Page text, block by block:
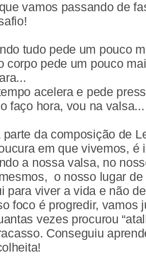
vamos passando de
tudo pede um pouco
corpo pede um pouco
acelera e pede
faço hora, vou na
da composição de
em que vivemos, é
a nossa valsa, no
o nosso lugar
para viver a vida e não
foco é progredir, vamos
vezes procurou
Conseguiu